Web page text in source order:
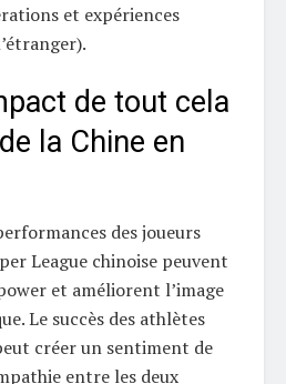
et expériences
de tout cela
la Chine en
des joueurs
League chinoise peuvent
et améliorent l’image
Le succès des athlètes
créer un sentiment de
entre les deux